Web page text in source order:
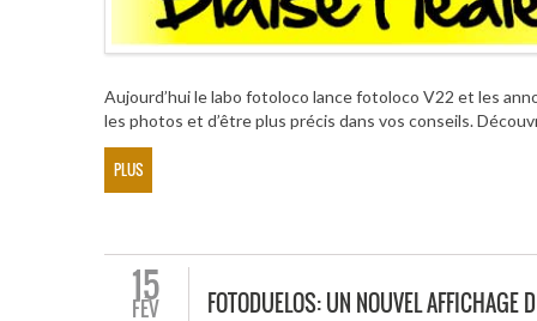
Aujourd’hui le labo fotoloco lance fotoloco V22 et les
les photos et d’être plus précis dans vos conseils.
PLUS
15
FÉV FOTODUELOS: UN NOUVEL AFFICHAGE